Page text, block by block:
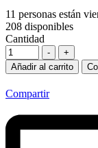
11 personas están
208 disponibles
Cantidad
-
+
Añadir al carrito
Compartir